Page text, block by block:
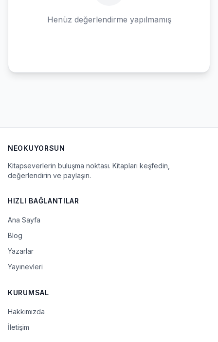
Henüz değerlendirme yapılmamış
NEOKUYORSUN
Kitapseverlerin buluşma noktası. Kitapları keşfedin,
değerlendirin ve paylaşın.
HIZLI BAĞLANTILAR
Ana Sayfa
Blog
Yazarlar
Yayınevleri
KURUMSAL
Hakkımızda
İletişim